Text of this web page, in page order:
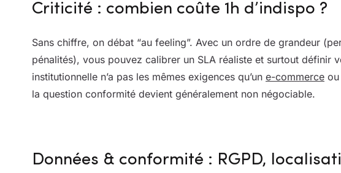
Criticité : combien coûte 1h d’indispo ?
Sans chiffre, on débat “au feeling”. Avec un ordre de grandeur
pénalités), vous pouvez calibrer un SLA réaliste et surtout définir
institutionnelle n’a pas les mêmes exigences qu’un e-commerce
la question conformité devient généralement non négociable.
Données & conformité : RGPD,